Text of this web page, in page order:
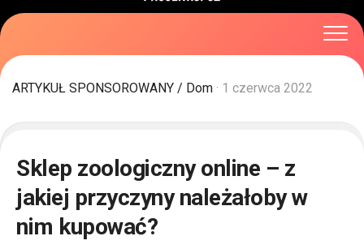
ARTYKUŁ SPONSOROWANY / Dom · 1 czerwca 2022
Sklep zoologiczny online – z
jakiej przyczyny należałoby w
nim kupować?